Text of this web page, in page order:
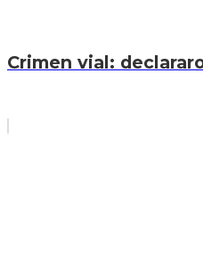
Crimen vial: